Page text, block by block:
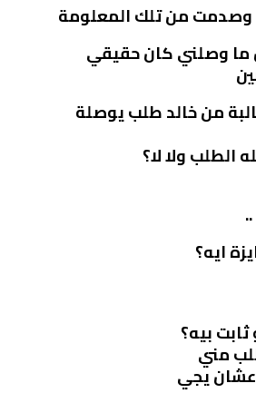
من تلك المعلومة
ما وصلني كان حقيقي
من خالد طلب يوصلة
ولا لا؟
ايه؟
بيه؟
مني
عشان يجي